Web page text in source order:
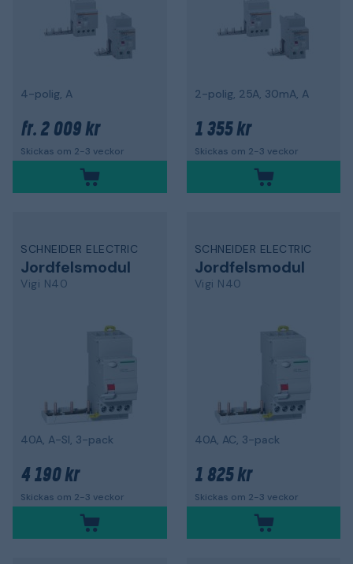
4-polig, A
fr. 2 009 kr
Skickas om 2-3 veckor
2-polig, 25A, 30mA, A
1 355 kr
Skickas om 2-3 veckor
SCHNEIDER ELECTRIC
Jordfelsmodul
Vigi N40
40A, A-SI, 3-pack
4 190 kr
Skickas om 2-3 veckor
SCHNEIDER ELECTRIC
Jordfelsmodul
Vigi N40
40A, AC, 3-pack
1 825 kr
Skickas om 2-3 veckor